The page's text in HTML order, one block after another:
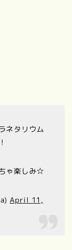
ネタリウム
ゃ楽しみ☆
April 11,